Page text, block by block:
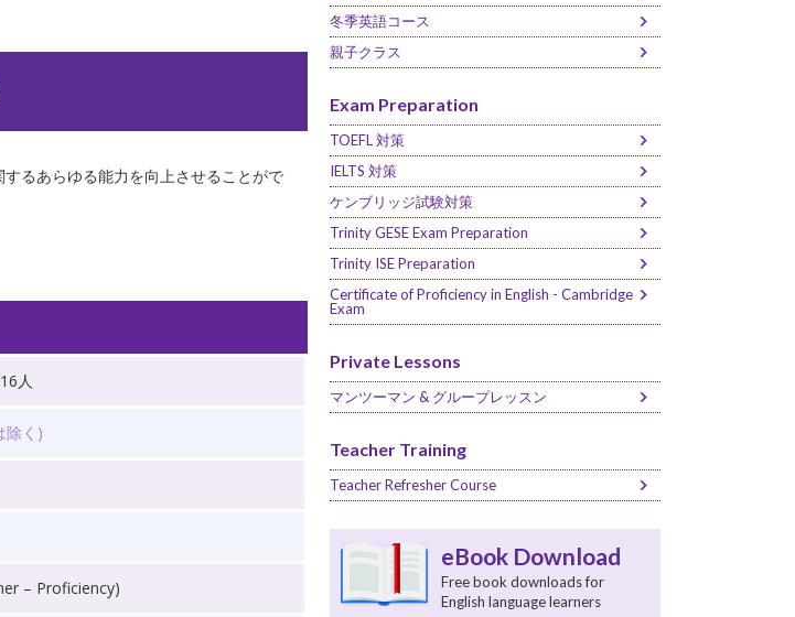
るあらゆる能⼒を向上させることがで
人
除く)
– Proficiency)
冬季英語コース
親子クラス
Exam Preparation
TOEFL 対策
IELTS 対策
ケンブリッジ試験対策
Trinity GESE Exam Preparation
Trinity ISE Preparation
Certificate of Proficiency in English - Cambridge
Exam
Private Lessons
マンツーマン & グループレッスン
Teacher Training
Teacher Refresher Course
eBook Download
Free book downloads for
English language learners